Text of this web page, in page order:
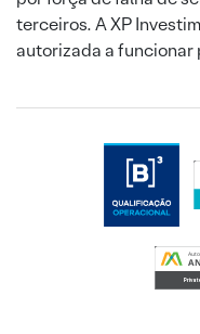
terceiros. A XP
autorizada a funcionar